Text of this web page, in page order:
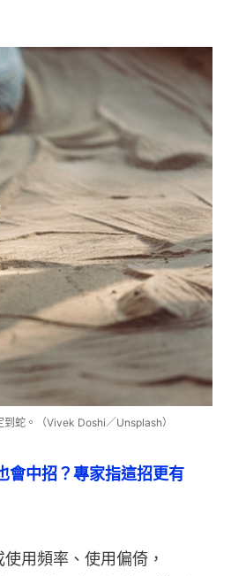
蛇。（Vivek Doshi／Unsplash）
會中招？專家指這招更有
用頻率、使用偏倚，